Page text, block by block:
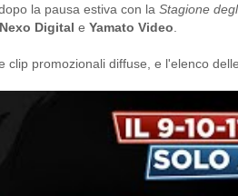
la pausa estiva con la Stagione
Nexo Digital e Yamato Video
promozionali diffuse, e l'elenco